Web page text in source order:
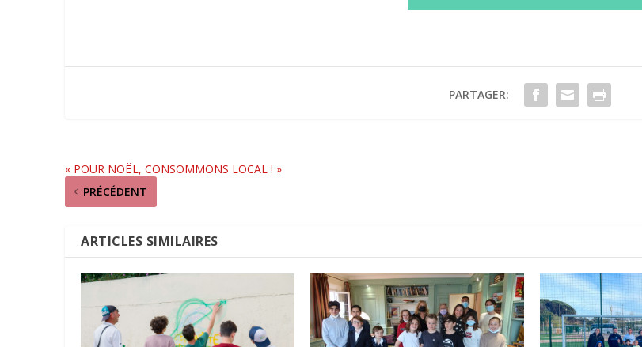
PARTAGER:
« POUR NOËL, CONSOMMONS LOCAL ! »
PRÉCÉDENT
ARTICLES SIMILAIRES